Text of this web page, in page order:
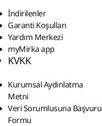
İndirilenler
Garanti Koşulları
Yardım Merkezi
myMirka app
KVKK
Kurumsal Aydınlatma
Metni
Veri Sorumlusuna Başvuru
Formu